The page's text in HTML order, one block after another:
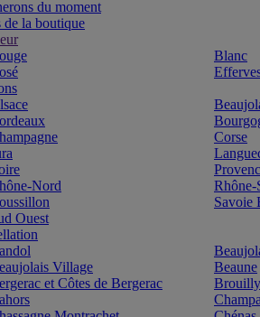
du moment
de la boutique
Blanc
Corse
Nord
Rhône-
Savoie
Ouest
Village
Beaune
et Côtes de Bergerac
Brouilly